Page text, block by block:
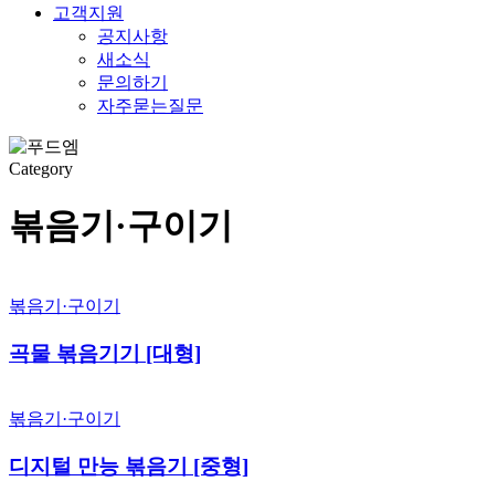
고객지원
공지사항
새소식
문의하기
자주묻는질문
Category
볶음기·구이기
볶음기·구이기
곡물 볶음기기 [대형]
볶음기·구이기
디지털 만능 볶음기 [중형]